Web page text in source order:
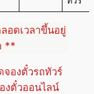
อดเวลาขึ้นอยู่
**
จองตั๋วรถทัวร์
งตั๋วออนไลน์